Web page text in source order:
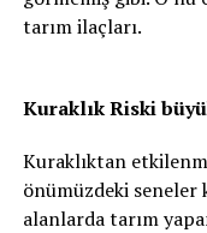
tarım ilaçları.
Kuraklık Riski
Kuraklıktan
önümüzdeki seneler
alanlarda tarım